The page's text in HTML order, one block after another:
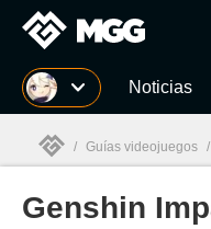
MGG Noticias
MGG
/ Guías videojuegos /
Genshin